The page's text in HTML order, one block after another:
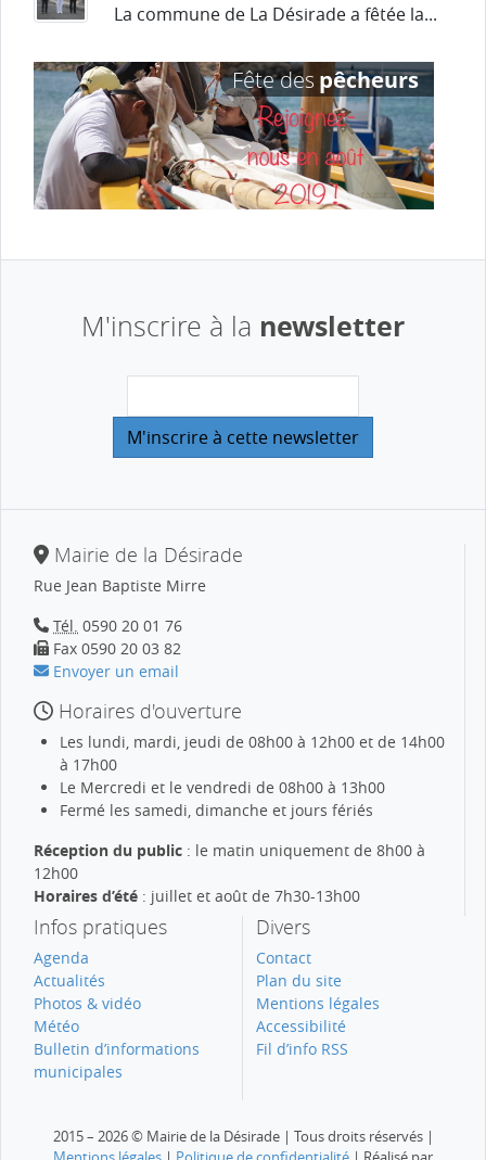
La commune de La Désirade a fêtée la...
M'inscrire à la newsletter
Mairie de la Désirade
Rue Jean Baptiste Mirre
Tél. 0590 20 01 76
Fax 0590 20 03 82
Envoyer un email
Horaires d'ouverture
Les lundi, mardi, jeudi de 08h00 à 12h00 et de 14h00
à 17h00
Le Mercredi et le vendredi de 08h00 à 13h00
Fermé les samedi, dimanche et jours fériés
Réception du public : le matin uniquement de 8h00 à
12h00
Horaires d’été : juillet et août de 7h30-13h00
Infos pratiques
Agenda
Actualités
Photos & vidéo
Météo
Bulletin d’informations
municipales
Divers
Contact
Plan du site
Mentions légales
Accessibilité
Fil d’info RSS
2015 – 2026 © Mairie de la Désirade | Tous droits réservés |